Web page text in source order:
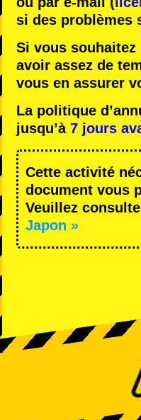
si des problèmes
Si vous
avoir assez de
vous en assurer
La politique
jusqu’à 7 jours
Cette activité
document vous
Veuillez
Japon »